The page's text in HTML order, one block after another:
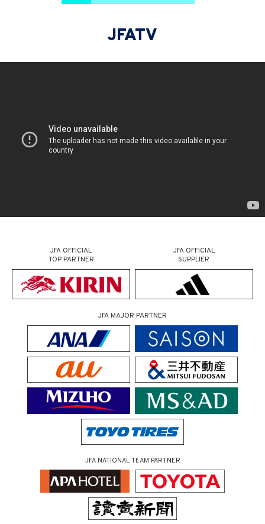
JFATV
JFA OFFICIAL
TOP PARTNER
JFA OFFICIAL
SUPPLIER
JFA MAJOR PARTNER
JFA NATIONAL TEAM PARTNER